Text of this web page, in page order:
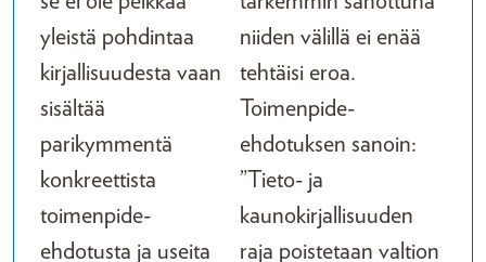
yleistä pohdintaa
kirjallisuudesta vaan
sisältää
parikymmentä
konkreettista
toimenpide-
ehdotusta ja useita
niiden välillä ei enää
tehtäisi eroa.
Toimenpide-
ehdotuksen sanoin:
”Tieto- ja
kaunokirjallisuuden
raja poistetaan valtion